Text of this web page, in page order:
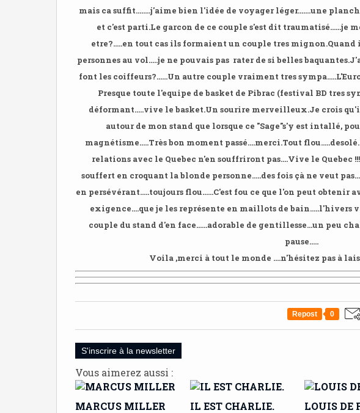
mais ca suffit........j'aime bien l'idée de voyager léger.......une
et c'est parti.Le garcon de ce couple s'est dit traumatisé......je
etre?.....en tout cas ils formaient un couple tres mignon.Quand
personnes au vol.....je ne pouvais pas rater de si belles baquantes.
font les coiffeurs?......Un autre couple vraiment tres sympa.....
Presque toute l'equipe de basket de Pibrac (festival BD tres
déformant.....vive le basket.Un sourire merveilleux.Je crois
autour de mon stand que lorsque ce "Sage"s'y est intallé,
magnétisme.....Très bon moment passé....merci.Tout flou.....desolé.
relations avec le Quebec n'en souffriront pas....Vive le Quebec
souffert en croquant la blonde personne.....des fois çà ne veut
en persévérant.....toujours flou......C'est fou ce que l'on peut obtenir
exigence....que je les représente en maillots de bain.....l'hivers
couple du stand d'en face......adorable de gentillesse...un peu
pause.....
Voila ,merci à tout le monde ....n'hésitez pas à
Repost 0
S'inscrire à la newsletter
Vous aimerez aussi :
MARCUS MILLER IL EST CHARLIE. LOUIS DE